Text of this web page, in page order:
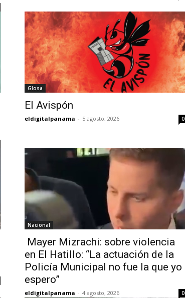
Glosa
El Avispón
eldigitalpanama - 5 agosto, 2026 0
Nacional
Mayer Mizrachi: sobre violencia
en El Hatillo: “La actuación de la
Policía Municipal no fue la que yo
espero”
eldigitalpanama - 4 agosto, 2026 0